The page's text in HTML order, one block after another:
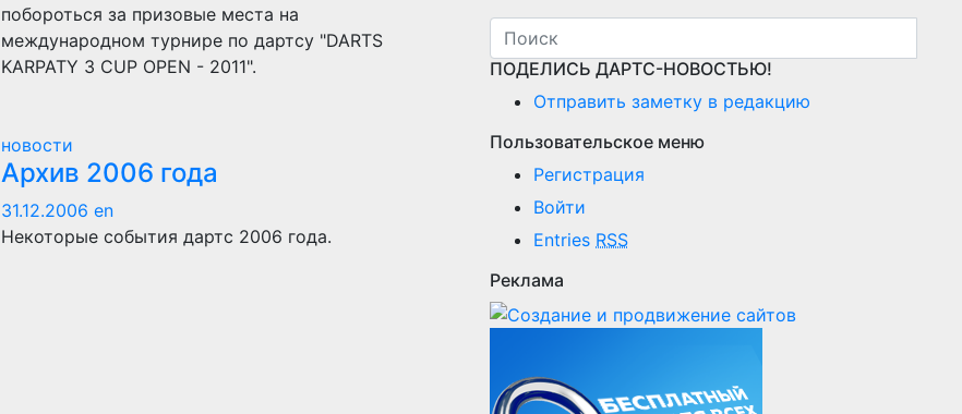
побороться за призовые места на
международном турнире по дартсу "DARTS
KARPATY 3 CUP OPEN - 2011".
новости
Архив 2006 года
31.12.2006 en
Некоторые события дартс 2006 года.
ПОДЕЛИСЬ ДАРТС-НОВОСТЬЮ!
Отправить заметку в редакцию
Пользовательское меню
Регистрация
Войти
Entries RSS
Реклама